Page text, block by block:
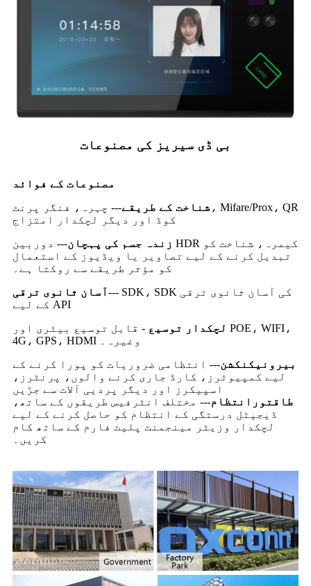
بی ڈی سیریز کی مصنوعات
مصنوعات کے فوائد
شناخت کے طریقے--- چہرہ، فنگر پرنٹ، Mifare/Prox، QR
کوڈ اور دیگر لچکدار امتزاج
زندہ جسم کی پہچان--- دوربین HDR کیمرہ، شناخت کو
تبدیل کرنے کے لیے تصاویر یا ویڈیوز کے استعمال
کو مؤثر طریقے سے روکتا ہے۔
آسان ثانوی ترقی--- SDK، SDK کی آسان ثانوی ترقی
کے لیے API
لچکدار توسیع - قابل توسیع بیٹری اور POE، WIFI،
4G، GPS، HDMI وغیرہ۔
بیرونیکنکشن--- انتظامی ضروریات کو پورا کرنے کے
لیے کمپیوٹرز، کارڈ جاری کرنے والوں، پرنٹرز،
اسپیکرز اور دیگر پردیی آلات سے جڑیں
طاقتور انتظام--- مختلف انٹرفیس طریقوں کے ساتھ،
ڈیجیٹل درستگی کے انتظام کو حاصل کرنے کے لیے
لچکدار وزیٹر مینجمنٹ پلیٹ فارم کے ساتھ کام
کریں۔